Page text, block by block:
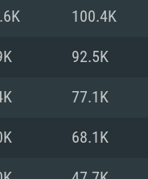
항100.4K
92.5K
77.1K
68.1K